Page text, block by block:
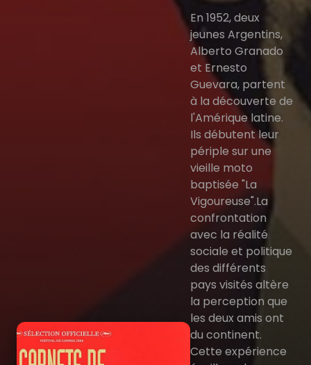
En 1952, deux
jeunes Argentins,
Alberto Granado
et Ernesto
Guevara, partent
à la découverte de
l'Amérique latine.
Ils débutent leur
périple sur une
vieille moto
baptisée "La
Vigoureuse".La
confrontation
avec la réalité
sociale et politique
des différents
pays visités altère
la perception que
les deux amis ont
du continent.
Cette expérience